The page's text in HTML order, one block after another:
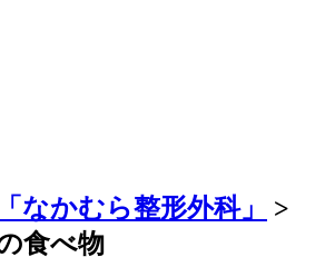
なかむら整形外科」
>
食べ物